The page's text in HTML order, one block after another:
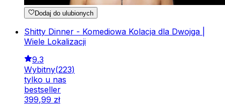
Dodaj do ulubionych
Shitty Dinner - Komediowa Kolacja dla Dwojga |
Wiele Lokalizacji
9.3
Wybitny(223)
tylko u nas
bestseller
399,99 zł